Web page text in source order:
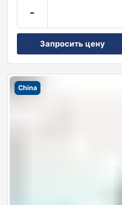
-
Запросить цену
China